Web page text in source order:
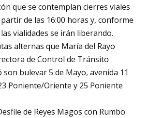
que se contemplan cierres viales
de las 16:00 horas y, conforme
vialidades se irán liberando.
alternas que María del Rayo
de Control de Tránsito
bulevar 5 de Mayo, avenida 11
Poniente/Oriente y 25 Poniente
de Reyes Magos con Rumbo